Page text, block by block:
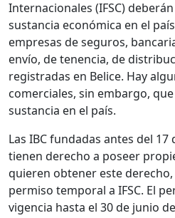
Internacionales (IFSC)
sustancia económica en el
empresas de seguros,
envío, de tenencia, de
registradas en Belice. Hay
comerciales, sin embargo,
sustancia en el país.
Las IBC fundadas antes del
tienen derecho a poseer
quieren obtener este
permiso temporal a IFSC. El
vigencia hasta el 30 de junio